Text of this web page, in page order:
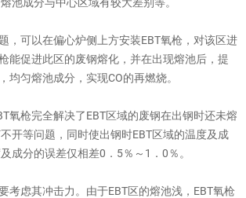
，可以在偏心炉侧上方安装EBT氧枪，对该区进
能促进此区的废钢熔化，并在出现熔池后，提
均匀熔池成分，实现CO的再燃烧。
氧枪完全解决了EBT区域的废钢在出钢时还未熔
开等问题，同时使出钢时EBT区域的温度及成
成分的误差仅相差0．5％～1．0％。
考虑其冲击力。由于EBT区的熔池浅，EBT氧枪